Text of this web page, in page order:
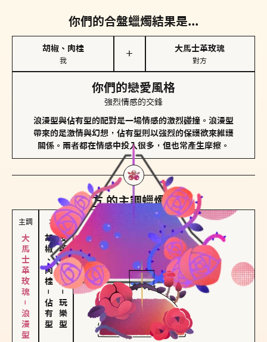
你們的合盤蠟燭結果是...
胡椒、肉桂
我
＋
大馬士革玫瑰
對方
你們的戀愛風格
強烈情感的交鋒
浪漫型與佔有型的配對是一場情感的激烈碰撞。浪漫型
帶來的是激情與幻想，佔有型則以強烈的保護欲來維護
關係。兩者都在情感中投入很多，但也常產生摩擦。
對方的主調蠟燭是...
主調
大馬士革玫瑰－浪漫型
次調
胡椒、肉桂
－
佔有型
皮革、琥珀
－
玩樂型